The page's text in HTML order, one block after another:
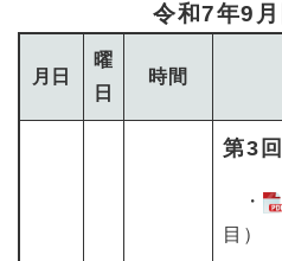
令和7年9
月日
曜
日
時間
第3
・
目）